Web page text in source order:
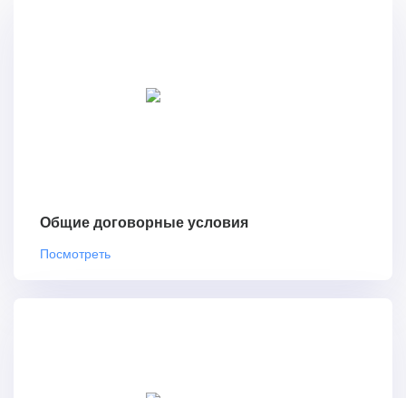
Общие договорные условия
Посмотреть